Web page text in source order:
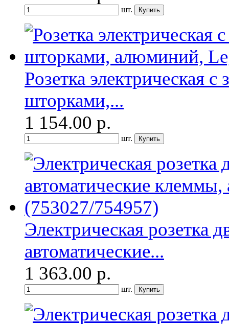
шт.
Розетка электрическая
шторками,...
1 154.00 р.
шт.
Электрическая розетка
автоматические...
1 363.00 р.
шт.